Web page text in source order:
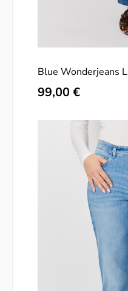
Blue Wonderjeans L
Regulärer Preis:
99,00 €